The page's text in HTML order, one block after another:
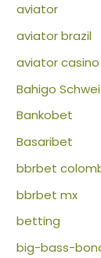
aviator
aviator brazil
aviator
Bahigo
Bankobet
Basaribet
bbrbet
bbrbet mx
betting
big-bass-